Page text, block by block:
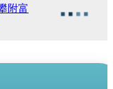
附富